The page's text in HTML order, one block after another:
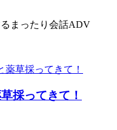
まったり会話ADV
採ってきて！